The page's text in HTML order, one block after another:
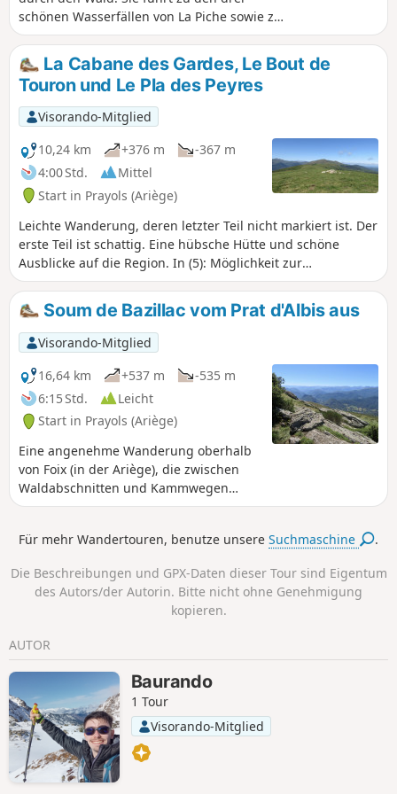
Kriegen wiederzufinden.
mitten im Wald zu erreichen. Hier leben
Wildschweine, Rehe und andere
Säugetiere sowie Vögel dieser Region
am Fuße der Pyrenäen, aber auch
Förster, die seine Hänge (in Maßen)
bewirtschaften.Ein Teil der Strecke
verläuft auf Wegen in der Ebene, im
Gemeindepark oder auf alten Wegen
am Ufer des Flusses Lios.Eine
ungewöhnliche Strecke, die sich für
Wanderer, die eine Herausforderung
suchen, oder für Läufer eignet, die
Abwechslung in ihre Routen bringen
möchten.
schönen Wasserfällen von La Piche sowie zu
einer Orientierungstafel, die das Tal in
Richtung Osten bis nach Lavelanet
beschreibt. Schöne Aussicht auf Roquefixade
und den Mont Fourcat.
La Cabane des Gardes, Le Bout de
Touron und Le Pla des Peyres
Visorando-Mitglied
10,24 km
+376 m
-367 m
4:00 Std.
Mittel
Start in Prayols (Ariège)
Leichte Wanderung, deren letzter Teil nicht markiert ist. Der
erste Teil ist schattig. Eine hübsche Hütte und schöne
Ausblicke auf die Region. In (5): Möglichkeit zur
Verlängerung mit einer Hin- und Rückwanderung auf den
Bergkämmen nach dem Bout de Touron.
Soum de Bazillac vom Prat d'Albis aus
Visorando-Mitglied
16,64 km
+537 m
-535 m
6:15 Std.
Leicht
Start in Prayols (Ariège)
Eine angenehme Wanderung oberhalb
von Foix (in der Ariège), die zwischen
Waldabschnitten und Kammwegen
wechselt und einen schönen Blick auf
Pyrenäenkette im Süden bietet.
Für mehr Wandertouren, benutze unsereSuchmaschine .
Die Beschreibungen und GPX-Daten dieser Tour sind Eigentum
des Autors/der Autorin. Bitte nicht ohne Genehmigung
kopieren.
AUTOR
Baurando
1 Tour
Visorando-Mitglied